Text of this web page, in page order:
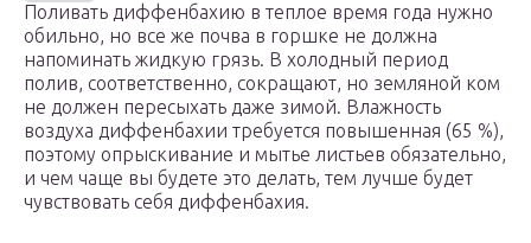
Поливать диффенбахию в теплое время года нужно
обильно, но все же почва в горшке не должна
напоминать жидкую грязь. В холодный период
полив, соответственно, сокращают, но земляной ком
не должен пересыхать даже зимой. Влажность
воздуха диффенбахии требуется повышенная (65 %),
поэтому опрыскивание и мытье листьев обязательно,
и чем чаще вы будете это делать, тем лучше будет
чувствовать себя диффенбахия.